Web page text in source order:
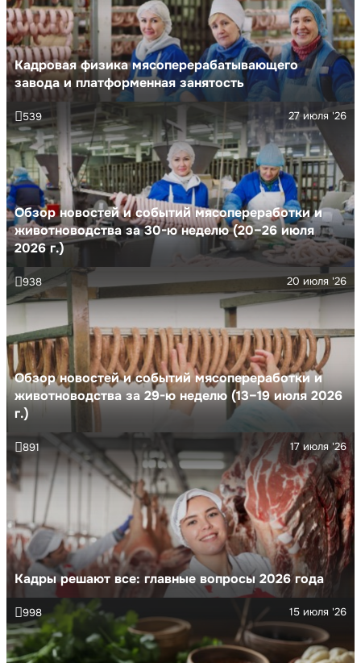
Кадровая физика мясоперерабатывающего
завода и платформенная занятость
Обзор новостей и событий мясопереработки и
животноводства за 30-ю неделю (20–26 июля
2026 г.)
27 июля '26
539
Обзор новостей и событий мясопереработки и
животноводства за 29-ю неделю (13–19 июля 2026
г.)
20 июля '26
938
Кадры решают все: главные вопросы 2026 года
17 июля '26
891
15 июля '26
998